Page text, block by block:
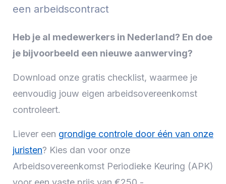
een arbeidscontract
Heb je al medewerkers in Nederland? En doe
je bijvoorbeeld een nieuwe aanwerving?
Download onze gratis checklist, waarmee je
eenvoudig jouw eigen arbeidsovereenkomst
controleert.
Liever een grondige controle door één van onze
juristen? Kies dan voor onze
Arbeidsovereenkomst Periodieke Keuring (APK)